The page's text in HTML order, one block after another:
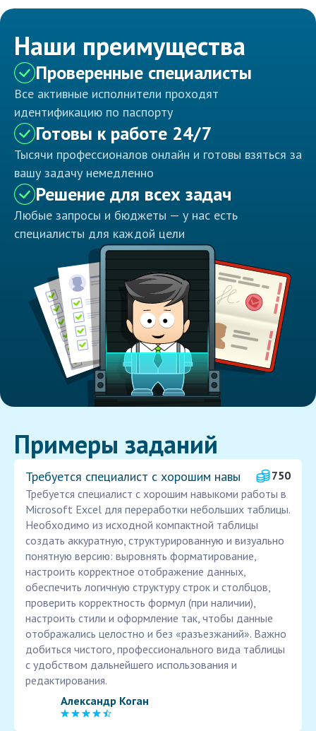
Наши преимущества
Проверенные специалисты
Все активные исполнители проходят
идентификацию по паспорту
Готовы к работе 24/7
Тысячи профессионалов онлайн и готовы взяться за
вашу задачу немедленно
Решение для всех задач
Любые запросы и бюджеты — у нас есть
специалисты для каждой цели
Примеры заданий
Требуется специалист с хорошим навы
750
Требуется специалист с хорошим навыкоми работы в
Microsoft Excel для переработки небольших таблицы.
Необходимо из исходной компактной таблицы
создать аккуратную, структурированную и визуально
понятную версию: выровнять форматирование,
настроить корректное отображение данных,
обеспечить логичную структуру строк и столбцов,
проверить корректность формул (при наличии),
настроить стили и оформление так, чтобы данные
отображались целостно и без «разъезжаний». Важно
добиться чистого, профессионального вида таблицы
с удобством дальнейшего использования и
редактирования.
Александр Коган